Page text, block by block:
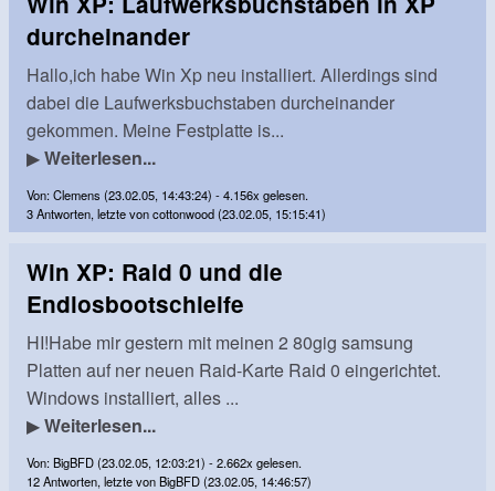
durcheinander
Hallo,ich habe Win Xp neu installiert. Allerdings sind
dabei die Laufwerksbuchstaben durcheinander
gekommen. Meine Festplatte is...
▶Weiterlesen...
Von: Clemens (23.02.05, 14:43:24) - 4.156x gelesen.
3 Antworten, letzte von cottonwood (23.02.05, 15:15:41)
Win XP: Raid 0 und die
Endlosbootschleife
HI!Habe mir gestern mit meinen 2 80gig samsung
Platten auf ner neuen Raid-Karte Raid 0 eingerichtet.
Windows installiert, alles ...
▶Weiterlesen...
Von: BigBFD (23.02.05, 12:03:21) - 2.662x gelesen.
12 Antworten, letzte von BigBFD (23.02.05, 14:46:57)